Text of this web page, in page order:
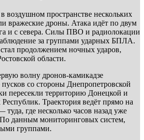
воздушном пространстве нескольких
вражеские дроны. Атака идёт по двум
и с севера. Силы ПВО и радиолокации
за группами ударных БПЛА.
продолжением ночных ударов,
области.
волну дронов-камикадзе
со стороны Днепропетровской
пересекли территорию Донецкой и
Траектория ведёт прямо на
туда, где несколько часов назад уже
данным мониторинговых систем,
группами.